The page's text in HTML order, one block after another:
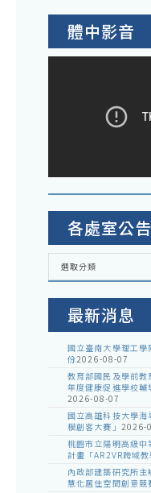
體中影音
各處室公告
各
室
選取分類
最新消息
國立臺南大學理工
份2026-08-07
教育部國民及學前
年度健康促進學校
2026-08-07
國立高雄科技大學
模創客大賽」 2026-
桃園市立陽明高級
計畫「AR2VR跨域教
內政部建築研究所
慧化居住空間創意